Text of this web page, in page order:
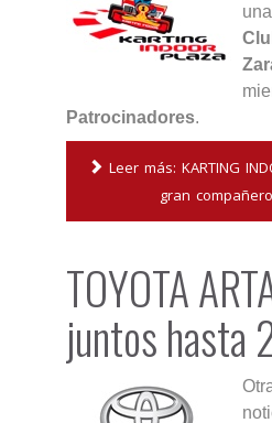
Patrocinadores.
Leer más: KARTING
gran
TOYOTA
juntos hasta